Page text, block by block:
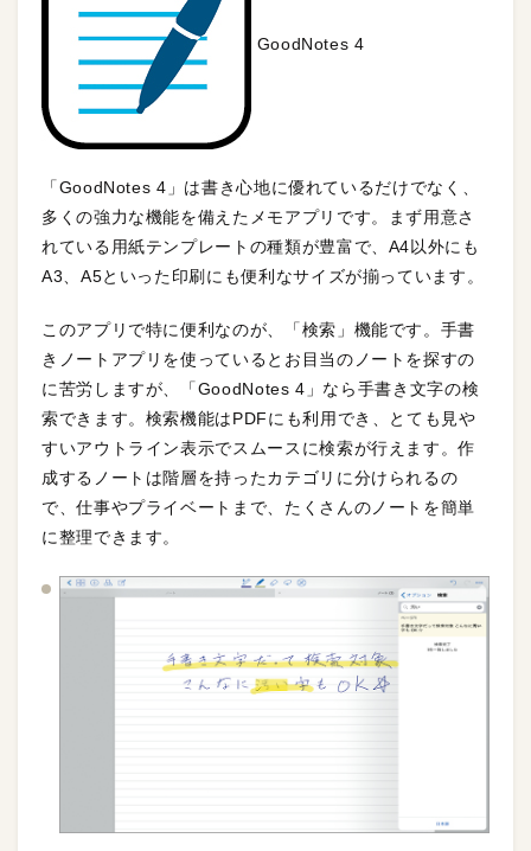
GoodNotes 4
「GoodNotes 4」は書き心地に優れているだけでなく、
多くの強力な機能を備えたメモアプリです。まず用意さ
れている用紙テンプレートの種類が豊富で、A4以外にも
A3、A5といった印刷にも便利なサイズが揃っています。
このアプリで特に便利なのが、「検索」機能です。手書
きノートアプリを使っているとお目当のノートを探すの
に苦労しますが、「GoodNotes 4」なら手書き文字の検
索できます。検索機能はPDFにも利用でき、とても見や
すいアウトライン表示でスムースに検索が行えます。作
成するノートは階層を持ったカテゴリに分けられるの
で、仕事やプライベートまで、たくさんのノートを簡単
に整理できます。